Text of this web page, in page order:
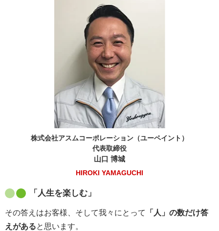
株式会社アスムコーポレーション（ユーペイント）
代表取締役
山口 博城
HIROKI YAMAGUCHI
「人生を楽しむ」
その答えはお客様、そして我々にとって
「人」の数だけ答
えがあると思います。